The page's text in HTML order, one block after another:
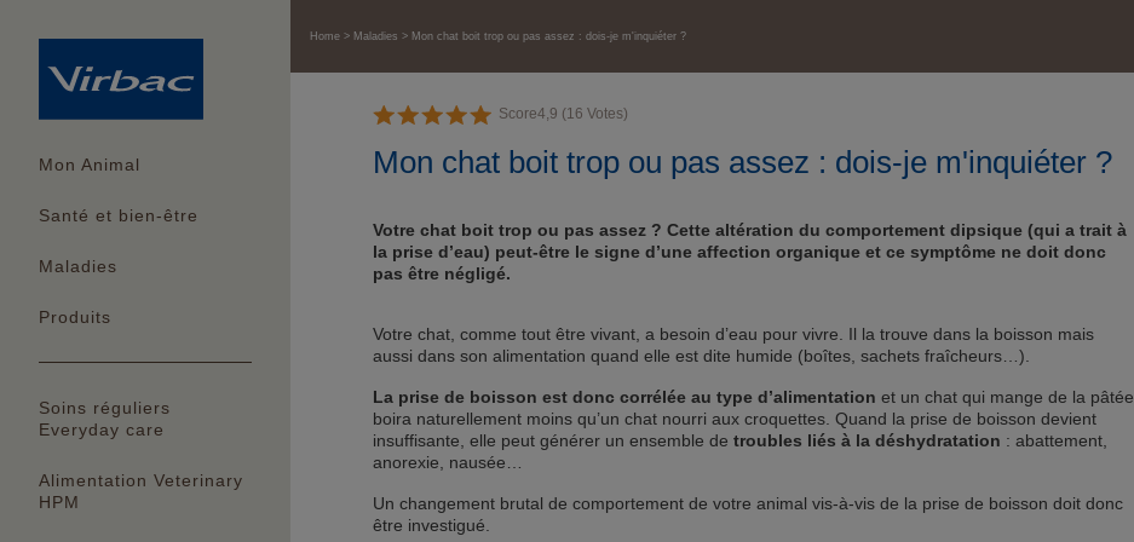
Mon Animal
Santé et bien-être
Maladies
Produits
Soins réguliers
Everyday care
Alimentation Veterinary
HPM
Home Maladies Mon chat boit trop ou pas assez : dois-je m'inquiéter ?
Score4,9 (16 Votes)
Mon chat boit trop ou pas assez : dois-je m'inquiéter ?
Votre chat boit trop ou pas assez ? Cette altération du comportement dipsique (qui a trait à
la prise d’eau) peut-être le signe d’une affection organique et ce symptôme ne doit donc
pas être négligé.
Votre chat, comme tout être vivant, a besoin d’eau pour vivre. Il la trouve dans la boisson mais
aussi dans son alimentation quand elle est dite humide (boîtes, sachets fraîcheurs…).
La prise de boisson est donc corrélée au type d’alimentation et un chat qui mange de la pâtée
boira naturellement moins qu’un chat nourri aux croquettes. Quand la prise de boisson devient
insuffisante, elle peut générer un ensemble de troubles liés à la déshydratation : abattement,
anorexie, nausée…
Un changement brutal de comportement de votre animal vis-à-vis de la prise de boisson doit donc
être investigué.